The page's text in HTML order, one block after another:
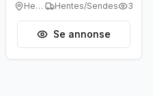
Heggedal
Hentes/Sendes 3
Se annonse